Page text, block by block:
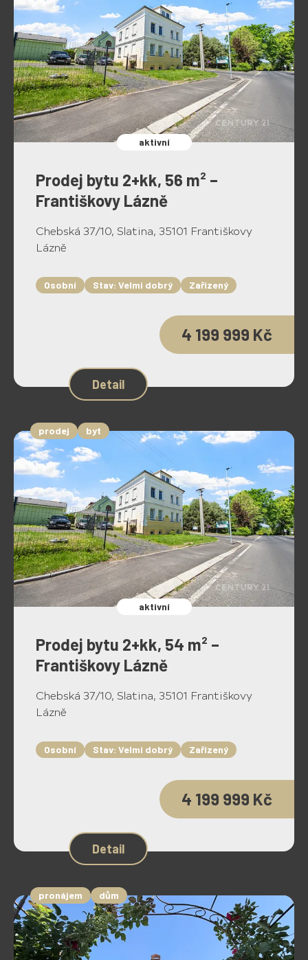
aktivní
Prodej bytu 2+kk, 56 m² –
Františkovy Lázně
Chebská 37/10, Slatina, 35101 Františkovy
Lázně
Osobní Stav: Velmi dobrý Zařízený
4 199 999 Kč
Detail
prodej byt
aktivní
Prodej bytu 2+kk, 54 m² –
Františkovy Lázně
Chebská 37/10, Slatina, 35101 Františkovy
Lázně
Osobní Stav: Velmi dobrý Zařízený
4 199 999 Kč
Detail
pronájem dům